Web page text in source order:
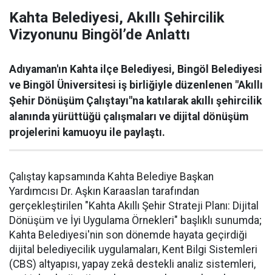
Kahta Belediyesi, Akıllı Şehircilik
Vizyonunu Bingöl’de Anlattı
Adıyaman'ın Kahta ilçe Belediyesi, Bingöl Belediyesi
ve Bingöl Üniversitesi iş birliğiyle düzenlenen "Akıllı
Şehir Dönüşüm Çalıştayı"na katılarak akıllı şehircilik
alanında yürüttüğü çalışmaları ve dijital dönüşüm
projelerini kamuoyu ile paylaştı.
Çalıştay kapsamında Kahta Belediye Başkan
Yardımcısı Dr. Aşkın Karaaslan tarafından
gerçekleştirilen "Kahta Akıllı Şehir Strateji Planı: Dijital
Dönüşüm ve İyi Uygulama Örnekleri" başlıklı sunumda;
Kahta Belediyesi'nin son dönemde hayata geçirdiği
dijital belediyecilik uygulamaları, Kent Bilgi Sistemleri
(CBS) altyapısı, yapay zekâ destekli analiz sistemleri,